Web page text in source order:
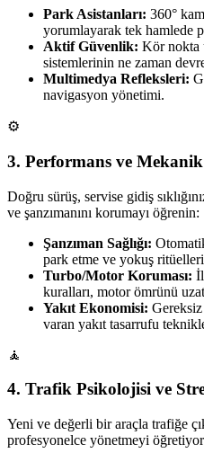
Park Asistanları: 360°
yorumlayarak tek hamlede
Aktif Güvenlik: Kör nokta
sistemlerinin ne zaman
Multimedya Refleksleri:
navigasyon yönetimi.
⚙️
3. Performans ve
Doğru sürüş, servise gidiş
ve şanzımanını korumayı öğrenin:
Şanzıman Sağlığı:
park etme ve yokuş
Turbo/Motor Koruması:
kuralları, motor ömrünü
Yakıt Ekonomisi:
varan yakıt tasarrufu
🧘
4. Trafik Psikolojisi ve
Yeni ve değerli bir araçla trafiğe
profesyonelce yönetmeyi